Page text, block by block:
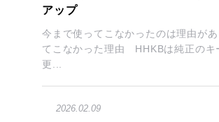
アップ
今まで使ってこなかったのは理由が
てこなかった理由 HHKBは純正のキ
更...
2026.02.09